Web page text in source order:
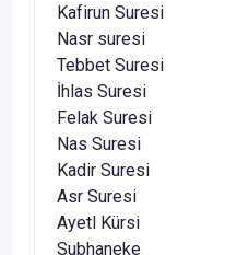
Kafirun Suresi
Nasr suresi
Tebbet Suresi
İhlas Suresi
Felak Suresi
Nas Suresi
Kadir Suresi
Asr Suresi
Ayetl Kürsi
Subhaneke